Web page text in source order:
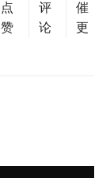
点
赞
评
论
催
更